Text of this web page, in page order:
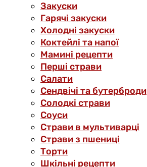
Закуски
Гарячі закуски
Холодні закуски
Коктейлі та напої
Мамині рецепти
Перші страви
Салати
Сендвічі та бутерброди
Солодкі страви
Соуси
Страви в мультиварці
Страви з пшениці
Торти
Шкільні рецепти